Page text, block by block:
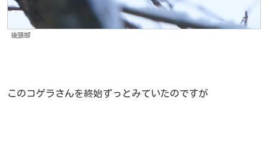
後頭部
このコゲラさんを終始ずっとみていたのですが